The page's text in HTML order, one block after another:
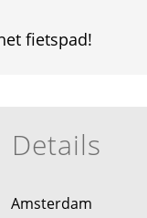
fietspad!
Details
Amsterdam